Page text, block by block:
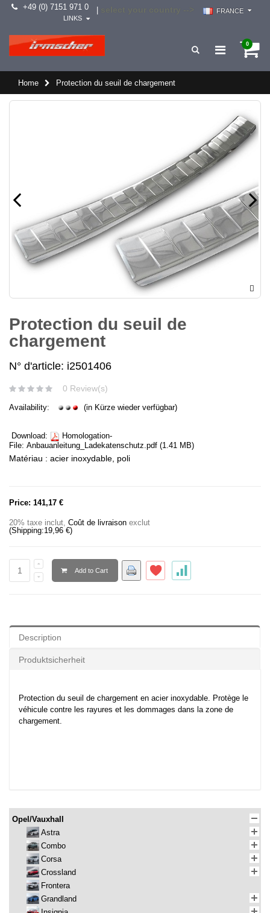
+49 (0) 7151 971 0
FRANCE
LINKS
0
Home Protection du seuil de chargement
Protection du seuil de
chargement
N° d'article: i2501406
0 Review(s)
Availability: (in Kürze wieder verfügbar)
Download:
Homologation-
File: Anbauanleitung_Ladekatenschutz.pdf (1.41 MB)
Matériau : acier inoxydable, poli
Price: 141,17 €
20% taxe inclut, Coût de livraison exclut
(Shipping:19,96 €)
Add to Cart
Description
Produktsicherheit
Protection du seuil de chargement en acier inoxydable. Protège le
véhicule contre les rayures et les dommages dans la zone de
chargement.
Opel/Vauxhall
Astra
Combo
Corsa
Crossland
Frontera
Grandland